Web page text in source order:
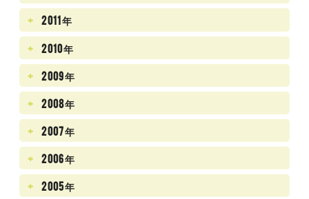
2011年
2010年
2009年
2008年
2007年
2006年
2005年